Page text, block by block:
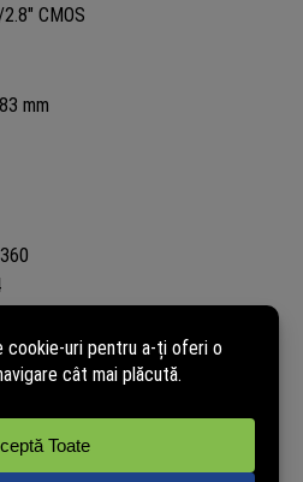
CMOS
mm
9.14 m / aproximativ 30 ft